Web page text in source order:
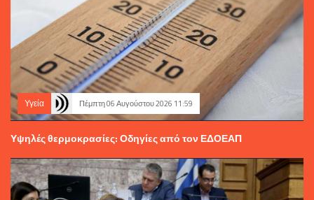
Υγεία Πέμπτη 06 Αυγούστου 2026 11:59
Υψηλές θερμοκρασίες: Οδηγίες από τον ΕΔΟΕΑΠ